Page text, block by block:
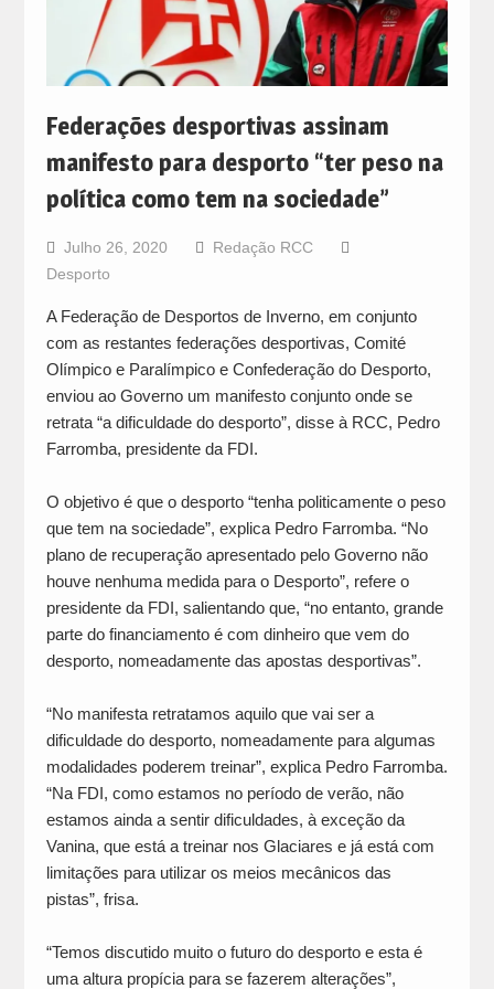
Federações desportivas assinam
manifesto para desporto “ter peso na
política como tem na sociedade”
Julho 26, 2020
Redação RCC
Desporto
A Federação de Desportos de Inverno, em conjunto
com as restantes federações desportivas, Comité
Olímpico e Paralímpico e Confederação do Desporto,
enviou ao Governo um manifesto conjunto onde se
retrata “a dificuldade do desporto”, disse à RCC, Pedro
Farromba, presidente da FDI.
O objetivo é que o desporto “tenha politicamente o peso
que tem na sociedade”, explica Pedro Farromba. “No
plano de recuperação apresentado pelo Governo não
houve nenhuma medida para o Desporto”, refere o
presidente da FDI, salientando que, “no entanto, grande
parte do financiamento é com dinheiro que vem do
desporto, nomeadamente das apostas desportivas”.
“No manifesta retratamos aquilo que vai ser a
dificuldade do desporto, nomeadamente para algumas
modalidades poderem treinar”, explica Pedro Farromba.
“Na FDI, como estamos no período de verão, não
estamos ainda a sentir dificuldades, à exceção da
Vanina, que está a treinar nos Glaciares e já está com
limitações para utilizar os meios mecânicos das
pistas”, frisa.
“Temos discutido muito o futuro do desporto e esta é
uma altura propícia para se fazerem alterações”,